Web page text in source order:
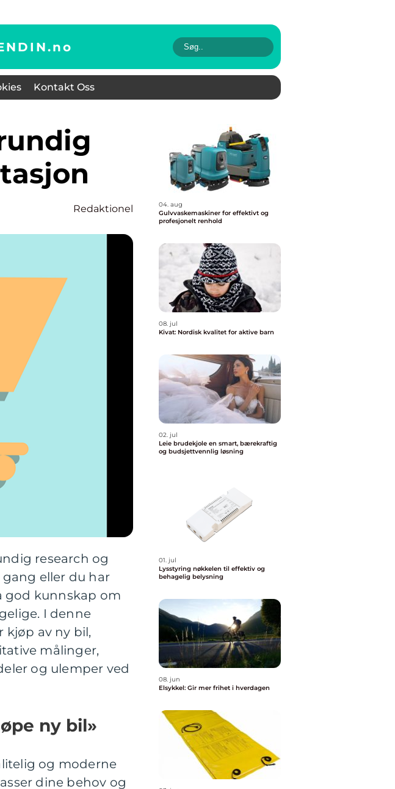
no
Kontakt Oss
Redaktionel
research og
eller du har
god kunnskap om
I denne
kjøp av ny bil,
målinger,
og ulemper ved
ny bil»
og moderne
dine behov og
04. aug
Gulvvaskemaskiner for effektivt og
profesjonelt renhold
08. jul
Kivat: Nordisk kvalitet for aktive barn
02. jul
Leie brudekjole en smart, bærekraftig
og budsjettvennlig løsning
01. jul
Lysstyring nøkkelen til effektiv og
behagelig belysning
08. jun
Elsykkel: Gir mer frihet i hverdagen